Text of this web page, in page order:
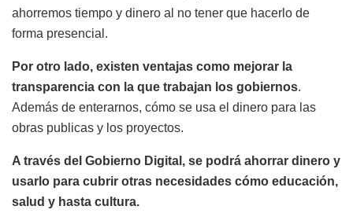
ahorremos tiempo y dinero al no tener que hacerlo de
forma presencial.
Por otro lado, existen ventajas como mejorar la
transparencia con la que trabajan los gobiernos.
Además de enterarnos, cómo se usa el dinero para las
obras publicas y los proyectos.
A través del Gobierno Digital, se podrá ahorrar dinero y
usarlo para cubrir otras necesidades cómo educación,
salud y hasta cultura.